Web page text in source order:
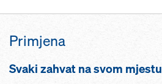
Primjena
Svaki zahvat na svom mjestu